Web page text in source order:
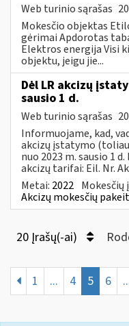
Web turinio sąrašas
Mokesčio objektas
gėrimai Apdorotas
Elektros energija Visi
objektu, jeigu jie...
Dėl LR akcizų
sausio 1 d.
Web turinio sąrašas
Informuojame, kad,
akcizų įstatymo (toliau
nuo 2023 m. sausio 1
akcizų tarifai: Eil. Nr.
Metai: 2022
Akcizų mokesčių
20 Įrašų(-ai)
1 ... 4 5 6